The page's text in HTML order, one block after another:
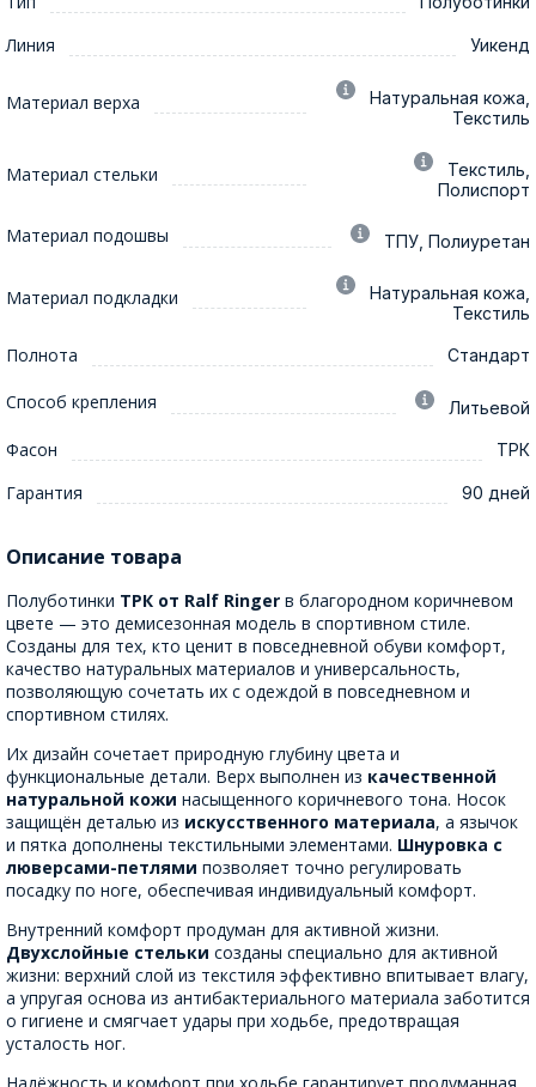
Линия Уикенд
Материал верха
Натуральная кожа,
Текстиль
Материал стельки
Текстиль,
Полиспорт
Материал подошвы ТПУ, Полиуретан
Материал подкладки
Натуральная кожа,
Текстиль
Полнота Стандарт
Способ крепления Литьевой
Фасон ТРК
Гарантия 90 дней
Описание товара
Полуботинки ТРК от Ralf Ringer в благородном коричневом
цвете — это демисезонная модель в спортивном стиле.
Созданы для тех, кто ценит в повседневной обуви комфорт,
качество натуральных материалов и универсальность,
позволяющую сочетать их с одеждой в повседневном и
спортивном стилях.
Их дизайн сочетает природную глубину цвета и
функциональные детали. Верх выполнен из качественной
натуральной кожи насыщенного коричневого тона. Носок
защищён деталью из искусственного материала, а язычок
и пятка дополнены текстильными элементами. Шнуровка с
люверсами-петлями позволяет точно регулировать
посадку по ноге, обеспечивая индивидуальный комфорт.
Внутренний комфорт продуман для активной жизни.
Двухслойные стельки созданы специально для активной
жизни: верхний слой из текстиля эффективно впитывает влагу,
а упругая основа из антибактериального материала заботится
о гигиене и смягчает удары при ходьбе, предотвращая
усталость ног.